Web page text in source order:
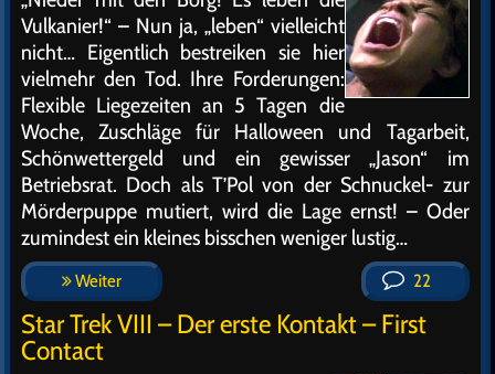
Vulkanier!“ – Nun ja, „leben“ vielleicht
nicht… Eigentlich bestreiken sie hier
vielmehr den Tod. Ihre Forderungen:
Flexible Liegezeiten an 5 Tagen die
Woche, Zuschläge für Halloween und Tagarbeit,
Schönwettergeld und ein gewisser „Jason“ im
Betriebsrat. Doch als T’Pol von der Schnuckel- zur
Mörderpuppe mutiert, wird die Lage ernst! – Oder
zumindest ein kleines bisschen weniger lustig…
Weiter 22
Star Trek VIII – Der erste Kontakt – First
Contact